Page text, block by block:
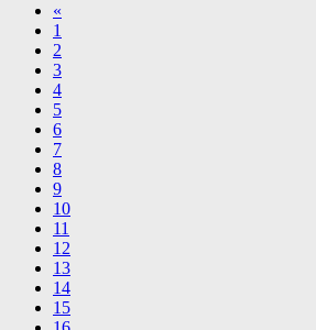
«
1
2
3
4
5
6
7
8
9
10
11
12
13
14
15